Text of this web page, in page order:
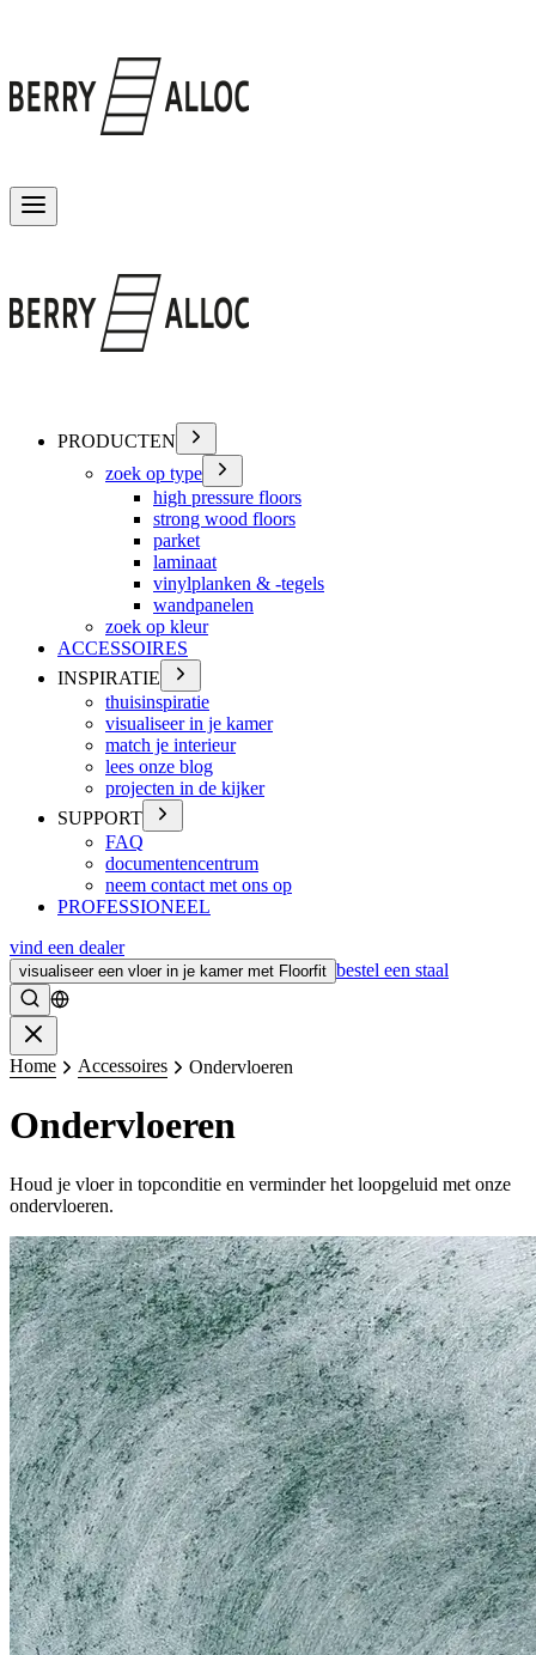
PRODUCTEN
zoek op type
high pressure floors
strong wood floors
parket
laminaat
vinylplanken & -tegels
wandpanelen
zoek op kleur
ACCESSOIRES
INSPIRATIE
thuisinspiratie
visualiseer in je kamer
match je interieur
lees onze blog
projecten in de kijker
SUPPORT
FAQ
documentencentrum
neem contact met ons op
PROFESSIONEEL
vind een dealer
visualiseer een vloer in je kamer met Floorfit bestel een staal
Zoeken
Home Accessoires Ondervloeren
Ondervloeren
Houd je vloer in topconditie en verminder het loopgeluid met onze
ondervloeren.